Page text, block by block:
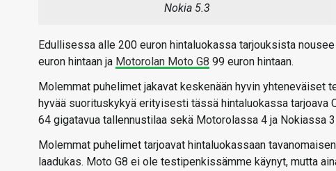
Nokia 5.3
Edullisessa alle 200 euron hintaluokassa tarjouksista
euron hintaan ja Motorolan Moto G8 99 euron hintaan.
Molemmat puhelimet jakavat keskenään hyvin
hyvää suorituskykyä erityisesti tässä hintaluokassa tarjoava
64 gigatavua tallennustilaa sekä Motorolassa 4 ja Nokiassa
Molemmat puhelimet tarjoavat hintaluokassaan
laadukas. Moto G8 ei ole testipenkissämme käynyt, mutta